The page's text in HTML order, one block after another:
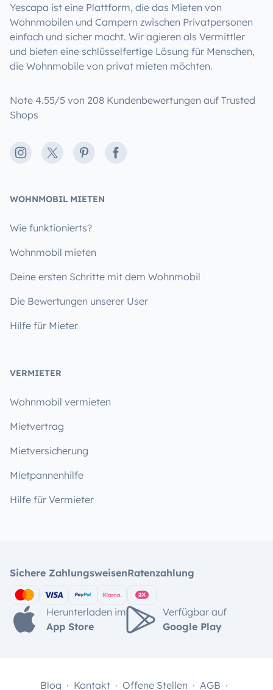
Yescapa ist eine Plattform, die das Mieten von
Wohnmobilen und Campern zwischen Privatpersonen
einfach und sicher macht. Wir agieren als Vermittler
und bieten eine schlüsselfertige Lösung für Menschen,
die Wohnmobile von privat mieten möchten.
Note 4.55/5 von 208 Kundenbewertungen auf Trusted
Shops
Instagram
X PinterestFacebook
WOHNMOBIL MIETEN
Wie funktionierts?
Wohnmobil mieten
Deine ersten Schritte mit dem Wohnmobil
Die Bewertungen unserer User
Hilfe für Mieter
VERMIETER
Wohnmobil vermieten
Mietvertrag
Mietversicherung
Mietpannenhilfe
Hilfe für Vermieter
Sichere ZahlungsweisenRatenzahlung
Herunterladen im
App Store
Verfügbar auf
Google Play
Blog Kontakt Offene Stellen AGB